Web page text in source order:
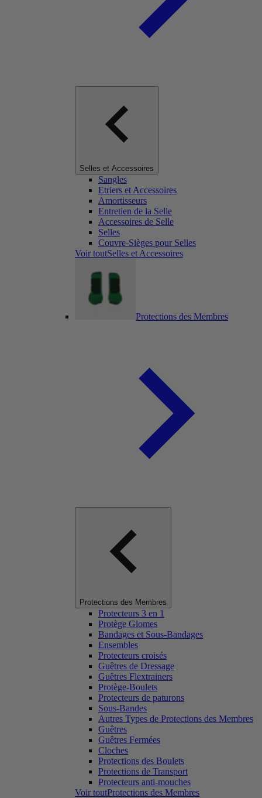
Selles et Accessoires
Sangles
Etriers et Accessoires
Amortisseurs
Entretien de la Selle
Accessoires de Selle
Selles
Couvre-Sièges pour Selles
Voir toutSelles et Accessoires
Protections des Membres
Protections des Membres
Protecteurs 3 en 1
Protège Glomes
Bandages et Sous-Bandages
Ensembles
Protecteurs croisés
Guêtres de Dressage
Guêtres Flextrainers
Protège-Boulets
Protecteurs de paturons
Sous-Bandes
Autres Types de Protections des Membres
Guêtres
Guêtres Fermées
Cloches
Protections des Boulets
Protections de Transport
Protecteurs anti-mouches
Voir toutProtections des Membres